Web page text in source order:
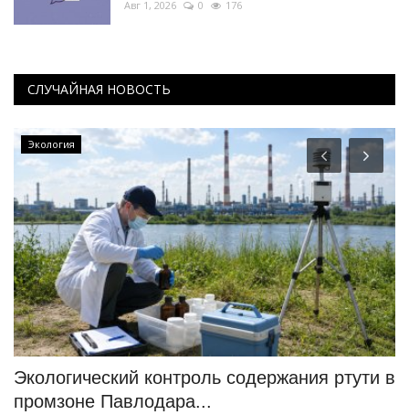
Авг 1, 2026 0 176
СЛУЧАЙНАЯ НОВОСТЬ
Экология
Экологический контроль содержания ртути в
промзоне Павлодара...